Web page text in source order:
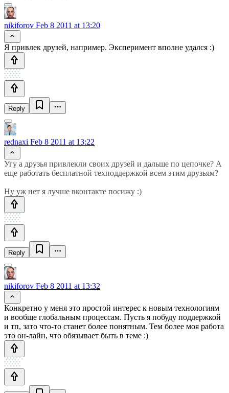
nikiforov Feb 8 2011 at 13:20
Я привлек друзей, например. Эксперимент вполне удался :)
Reply
rednaxi Feb 8 2011 at 13:22
Угу а друзья привлекли своих друзей и дальше по цепочке? А
еще работать бесплатной техподдержкой всем этим друзьям?
Ну уж нет я лучше вконтакте посижу :)
Reply
nikiforov Feb 8 2011 at 13:32
Конкретно у меня это простой интерес к новым технологиям
и вообще глобальным процессам. Пусть я побуду поддержкой
и тп, зато что-то станет более понятным. Тем более моя работа
это он-лайн, что обязывает быть в теме :)